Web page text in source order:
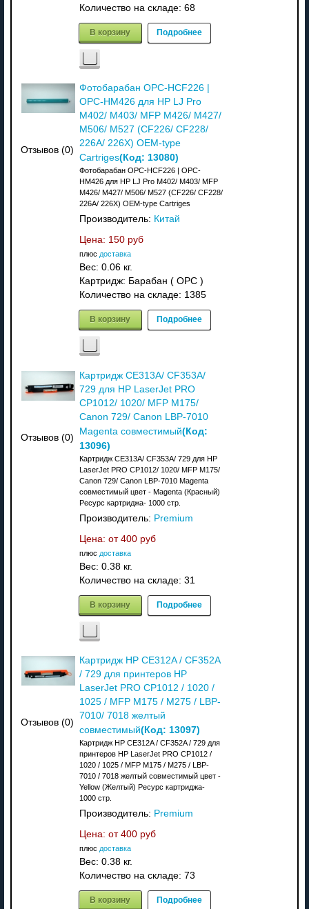
Количество на складе: 68
В корзину Подробнее
Отзывов (0)
Фотобарабан OPC-HCF226 |
OPC-HM426 для HP LJ Pro
M402/ M403/ MFP M426/ M427/
M506/ M527 (CF226/ CF228/
226A/ 226X) OEM-type
Cartriges(Код: 13080)
Фотобарабан OPC-HCF226 | OPC-
HM426 для HP LJ Pro M402/ M403/ MFP
M426/ M427/ M506/ M527 (CF226/ CF228/
226A/ 226X) OEM-type Cartriges
Производитель: Китай
Цена: 150 руб
плюс доставка
Вес: 0.06 кг.
Картридж: Барабан ( OPC )
Количество на складе: 1385
В корзину Подробнее
Отзывов (0)
Картридж CE313A/ CF353A/
729 для HP LaserJet PRO
CP1012/ 1020/ MFP M175/
Canon 729/ Canon LBP-7010
Magenta совместимый(Код:
13096)
Картридж CE313A/ CF353A/ 729 для HP
LaserJet PRO CP1012/ 1020/ MFP M175/
Canon 729/ Canon LBP-7010 Magenta
совместимый цвет - Magenta (Красный)
Ресурс картриджа- 1000 стр.
Производитель: Premium
Цена: от 400 руб
плюс доставка
Вес: 0.38 кг.
Количество на складе: 31
В корзину Подробнее
Отзывов (0)
Картридж HP CE312A / CF352A
/ 729 для принтеров HP
LaserJet PRO CP1012 / 1020 /
1025 / MFP M175 / M275 / LBP-
7010/ 7018 желтый
совместимый(Код: 13097)
Картридж HP CE312A / CF352A / 729 для
принтеров HP LaserJet PRO CP1012 /
1020 / 1025 / MFP M175 / M275 / LBP-
7010 / 7018 желтый совместимый цвет -
Yellow (Желтый) Ресурс картриджа-
1000 стр.
Производитель: Premium
Цена: от 400 руб
плюс доставка
Вес: 0.38 кг.
Количество на складе: 73
В корзину Подробнее